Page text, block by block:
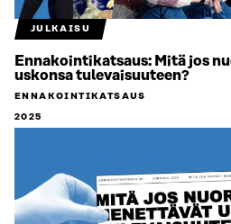
JULKAISU
Ennakointikatsaus: Mitä jos
uskonsa tulevaisuuteen?
ENNAKOINTIKATSAUS
2025